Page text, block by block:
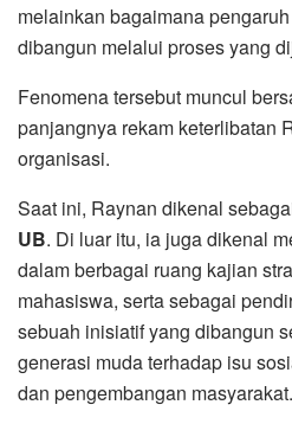
melainkan bagaimana
dibangun melalui proses yang
Fenomena tersebut muncul
panjangnya rekam keterlibatan
organisasi.
Saat ini, Raynan dikenal
UB. Di luar itu, ia juga dikenal
dalam berbagai ruang kajian
mahasiswa, serta sebagai
sebuah inisiatif yang dibangun
generasi muda terhadap isu
dan pengembangan masyarakat.